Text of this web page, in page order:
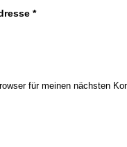
*
für meinen nächsten